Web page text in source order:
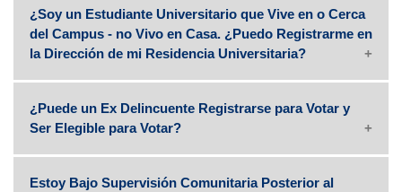
¿Soy un Estudiante Universitario que Vive en o Cerca
del Campus - no Vivo en Casa. ¿Puedo Registrarme en
la Dirección de mi Residencia Universitaria?
¿Puede un Ex Delincuente Registrarse para Votar y
Ser Elegible para Votar?
Estoy Bajo Supervisión Comunitaria Posterior al